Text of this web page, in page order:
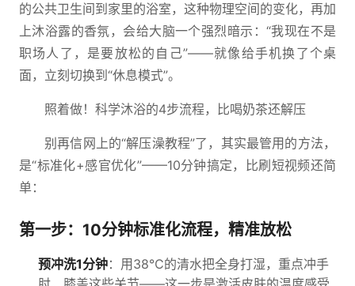
的公共卫生间到家里的浴室，这种物理空间的变化，再加
上沐浴露的香氛，会给大脑一个强烈暗示：“我现在不是
职场人了，是要放松的自己”——就像给手机换了个桌
面，立刻切换到“休息模式”。
照着做！科学沐浴的4步流程，比喝奶茶还解压
别再信网上的“解压澡教程”了，其实最管用的方法，
是“标准化+感官优化”——10分钟搞定，比刷短视频还简
单：
第一步：10分钟标准化流程，精准放松
预冲洗1分钟：用38℃的清水把全身打湿，重点冲手